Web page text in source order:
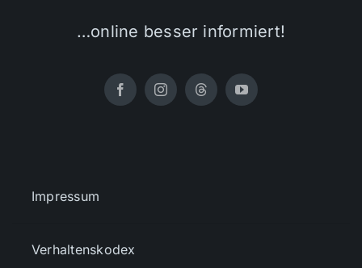
…online besser informiert!
Impressum
Verhaltenskodex